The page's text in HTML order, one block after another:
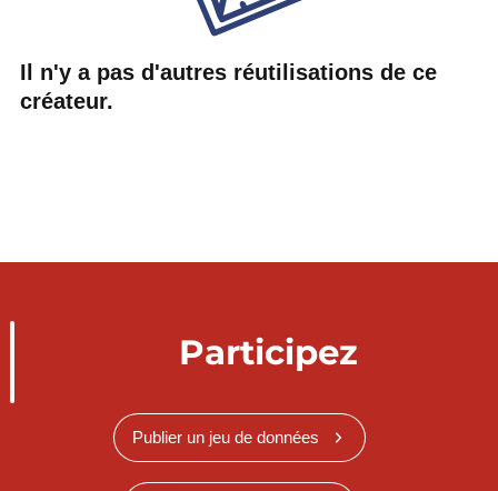
Il n'y a pas d'autres réutilisations de ce
créateur.
Participez
Publier un jeu de données